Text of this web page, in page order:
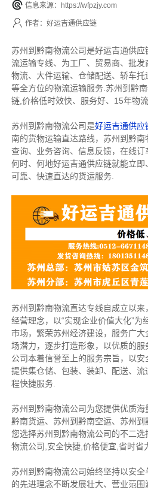
信息来源：https://wfpzjy.com
作者：好运吉通供应链
苏州到黔南物流公司是好运吉通供
流运输专线、为工厂、贸易商、批
物流、大件运输、仓储配送、轿车
等全方位的物流运输服务.苏州到黔
链,价格低时效快、服务好、15年物
苏州到黔南物流公司是好运吉通供应
南的货物运输直达路线，苏州到黔
查询、业务咨询、信息反馈，在线
何时、何地好运吉通供应链就能立即
可靠、快速直达的货运服务.
苏州到黔南物流直达专线自成立以来
经营理念，以“实现企业价值大化”
市场，繁荣苏州经济建设，服务广
场潜力，逐步打造形象，以优质的服
公司本着信誉至上的服务宗旨，以安
提供集仓储、包装、装卸、配送、
程快捷服务.
苏州到黔南物流公司为您提供优质海
黔南货运、苏州到黔南空运、苏州
您选择苏州到黔南物流公司的不二
物流公司,安全快捷,价格便宜,省时省
苏州到黔南物流公司始终坚持以安
的先进理念不断发展壮大、营业范